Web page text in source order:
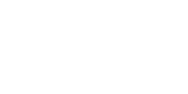
ماما صرفاً خدمات مرتبط با بارداری و